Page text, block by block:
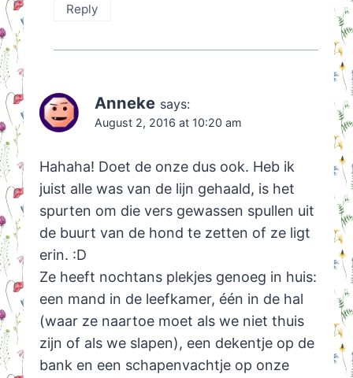
Reply
Anneke says:
August 2, 2016 at 10:20 am
Hahaha! Doet de onze dus ook. Heb ik
juist alle was van de lijn gehaald, is het
spurten om die vers gewassen spullen uit
de buurt van de hond te zetten of ze ligt
erin. :D
Ze heeft nochtans plekjes genoeg in huis:
een mand in de leefkamer, één in de hal
(waar ze naartoe moet als we niet thuis
zijn of als we slapen), een dekentje op de
bank en een schapenvachtje op onze